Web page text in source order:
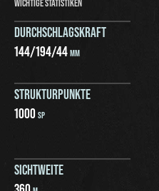
WICHTIGE STATISTIKEN
DURCHSCHLAGSKRAFT
144/194/44MM
STRUKTURPUNKTE
1000SP
SICHTWEITE